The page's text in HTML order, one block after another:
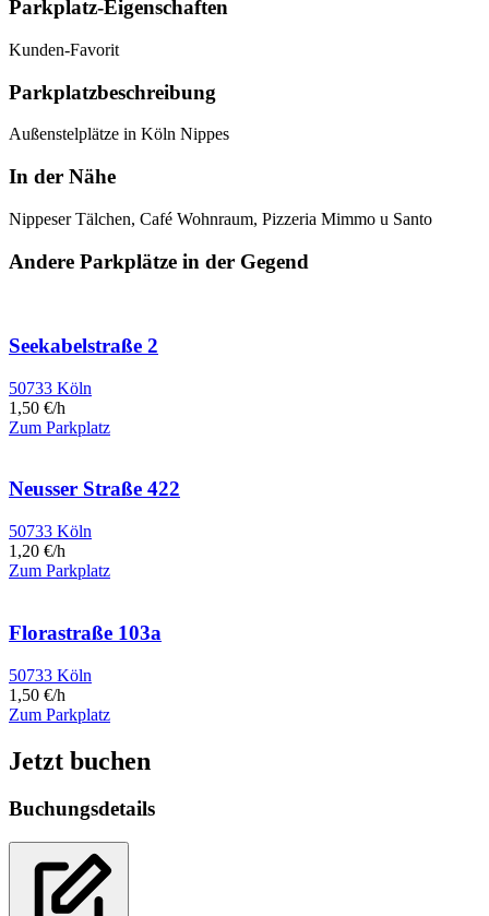
Parkplatz-Eigenschaften
Kunden-Favorit
Parkplatzbeschreibung
Außenstelplätze in Köln Nippes
In der Nähe
Nippeser Tälchen, Café Wohnraum, Pizzeria Mimmo u Santo
Andere Parkplätze in der Gegend
Seekabelstraße 2
50733 Köln
1,50 €/h
Zum Parkplatz
Neusser Straße 422
50733 Köln
1,20 €/h
Zum Parkplatz
Florastraße 103a
50733 Köln
1,50 €/h
Zum Parkplatz
Jetzt buchen
Buchungsdetails